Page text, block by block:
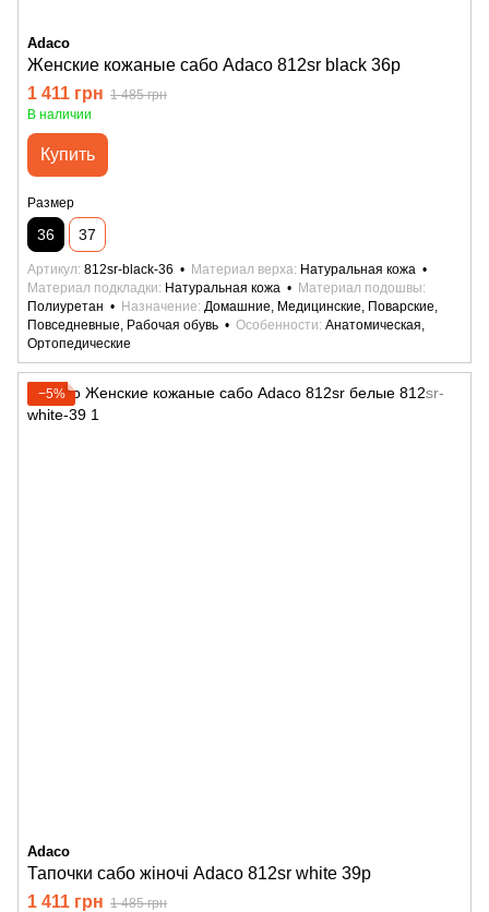
Adaco
Женские кожаные сабо Adaco 812sr black 36р
1 411 грн 1 485 грн
В наличии
Купить
Размер
36 37
Артикул 812sr-black-36 Материал верха Натуральная кожа
Материал подкладки
Натуральная кожа
Материал подошвы
Полиуретан
Назначение Домашние, Медицинские, Поварские,
Повседневные, Рабочая обувь
Особенности Анатомическая,
Ортопедические
−5%
Adaco
Тапочки сабо жіночі Adaco 812sr white 39р
1 411 грн 1 485 грн